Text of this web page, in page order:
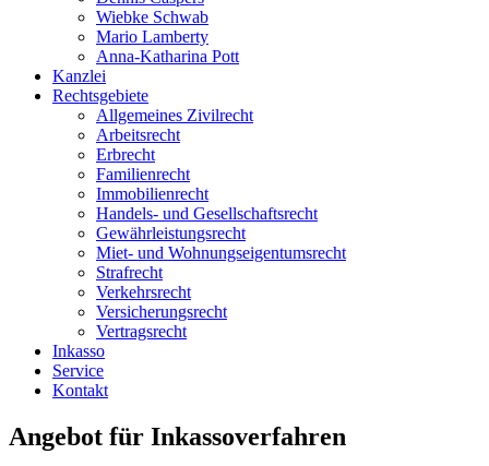
Wiebke Schwab
Mario Lamberty
Anna-Katharina Pott
Kanzlei
Rechtsgebiete
Allgemeines Zivilrecht
Arbeitsrecht
Erbrecht
Familienrecht
Immobilienrecht
Handels- und Gesellschaftsrecht
Gewährleistungsrecht
Miet- und Wohnungseigentumsrecht
Strafrecht
Verkehrsrecht
Versicherungsrecht
Vertragsrecht
Inkasso
Service
Kontakt
Angebot für Inkassoverfahren